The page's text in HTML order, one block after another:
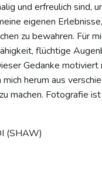
und erfreulich sind,
eigenen
zu bewahren. Für
flüchtige
Gedanke
herum aus
machen. Fotografie
(SHAW)